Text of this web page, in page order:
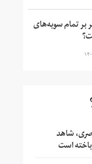
بر تمام سویه‌های
شاهد
است